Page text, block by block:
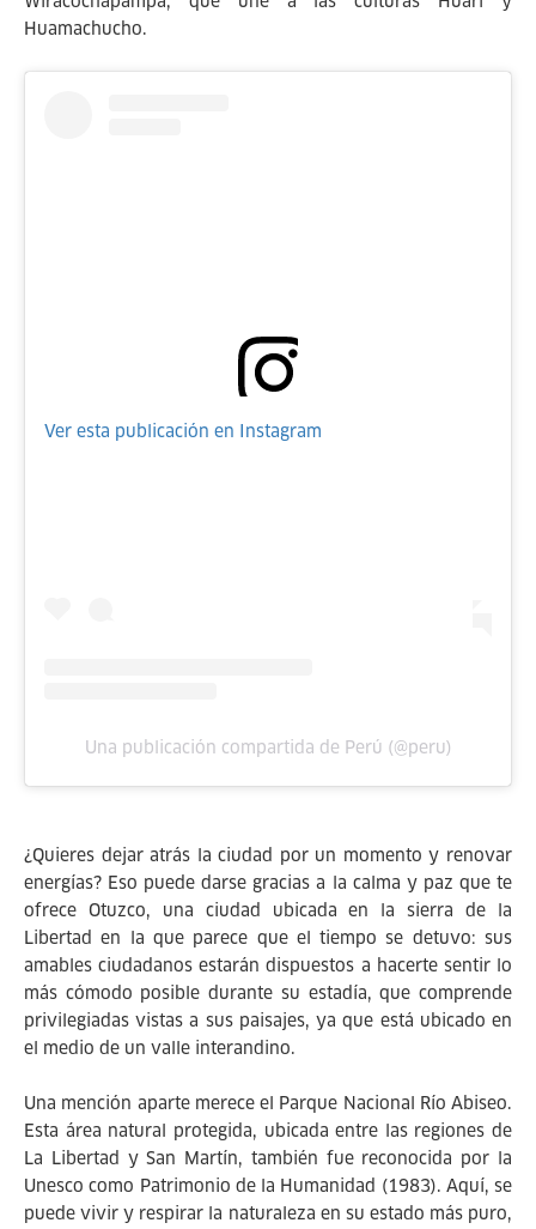
Huamachucho.
Ver esta publicación en Instagram
Una publicación compartida de Perú (@peru)
¿Quieres dejar atrás la ciudad por un momento y renovar
energías? Eso puede darse gracias a la calma y paz que te
ofrece Otuzco, una ciudad ubicada en la sierra de la
Libertad en la que parece que el tiempo se detuvo: sus
amables ciudadanos estarán dispuestos a hacerte sentir lo
más cómodo posible durante su estadía, que comprende
privilegiadas vistas a sus paisajes, ya que está ubicado en
el medio de un valle interandino.
Una mención aparte merece el Parque Nacional Río Abiseo.
Esta área natural protegida, ubicada entre las regiones de
La Libertad y San Martín, también fue reconocida por la
Unesco como Patrimonio de la Humanidad (1983). Aquí, se
puede vivir y respirar la naturaleza en su estado más puro,